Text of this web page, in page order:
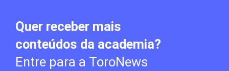
Quer receber mais
conteúdos da academia?
Entre para a ToroNews